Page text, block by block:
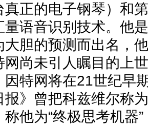
真正的电子钢琴）和
量语音识别技术。他
大胆的预测而出名，
尚未引人瞩目的上
因特网将在21世纪早
报》曾把科兹维尔称
称他为“终极思考机器